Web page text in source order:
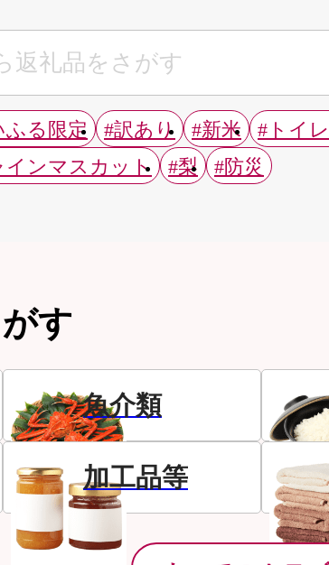
ふる限定 #訳あり #新米 #トイ
インマスカット
#梨 #防災
す
魚介類
加工品等